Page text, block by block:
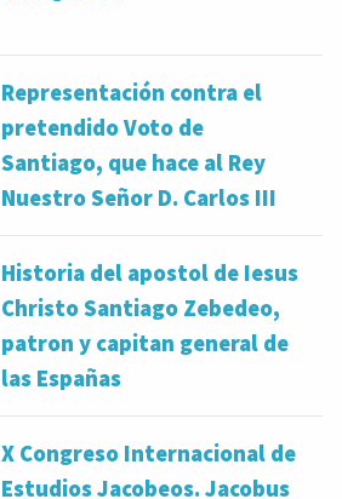
Representación contra el
pretendido Voto de
Santiago, que hace al Rey
Nuestro Señor D. Carlos III
Historia del apostol de Iesus
Christo Santiago Zebedeo,
patron y capitan general de
las Españas
X Congreso Internacional de
Estudios Jacobeos. Jacobus